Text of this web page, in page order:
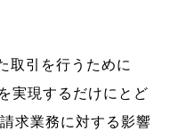
取引を行うために
実現するだけにとど
求業務に対する影響